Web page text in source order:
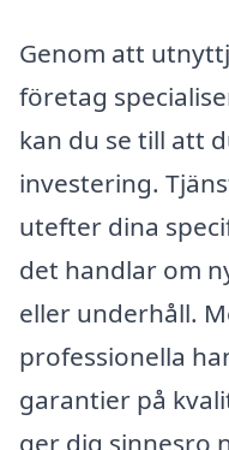
Genom att
företag
kan du se till att
investering.
utefter dina
det handlar om
eller underhåll.
professionella
garantier på
ger dig sinnesro